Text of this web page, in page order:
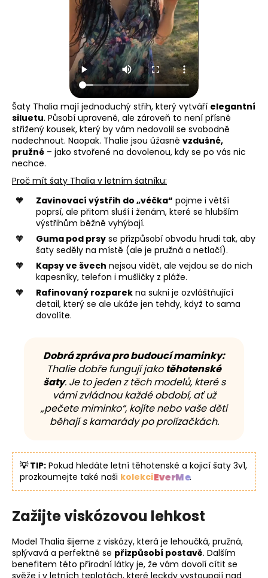
Šaty Thalia mají jednoduchý střih, který vytváří elegantní
siluetu. Působí upraveně, ale zároveň to není přísně
střižený kousek, který by vám nedovolil se svobodně
nadechnout. Naopak. Thalie jsou úžasně vzdušné,
pružné – jako stvořené na dovolenou, kdy se po vás nic
nechce.
Proč mít šaty Thalia v letním šatníku:
Zavinovací výstřih do „véčka“ pojme i větší
poprsí, ale přitom sluší i ženám, které se hlubším
výstřihům běžně vyhýbají.
Guma pod prsy se přizpůsobí obvodu hrudi tak, aby
šaty seděly na místě (ale je pružná a netlačí).
Kapsy ve švech nejsou vidět, ale vejdou se do nich
kapesníky, telefon i mušličky z pláže.
Rafinovaný rozparek na sukni je ozvláštňující
detail, který se ale ukáže jen tehdy, když to sama
dovolíte.
Dobrá zpráva pro budoucí maminky:
Thalie dobře fungují jako těhotenské
šaty. Je to jeden z těch modelů, které s
vámi zvládnou každé období, ať už
„pečete miminko“, kojíte nebo vaše děti
běhají s kamarády po prolízačkách.
💡 TIP: Pokud hledáte letní těhotenské a kojicí šaty 3v1,
prozkoumejte také naši kolekciEverMe.
Zažijte viskózovou lehkost
Model Thalia šijeme z viskózy, která je lehoučká, pružná,
splývavá a perfektně se přizpůsobí postavě. Dalším
benefitem této přírodní látky je, že vám dovolí cítit se
svěže i v letních teplotách, které leckdy vystoupají nad